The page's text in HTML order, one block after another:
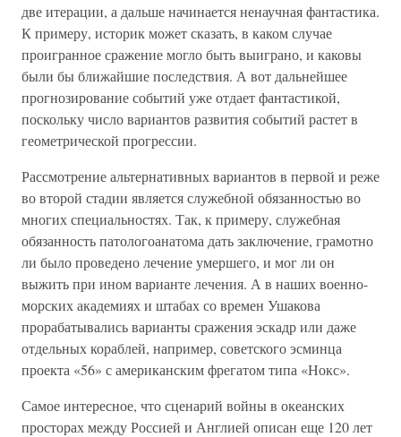
две итерации, а дальше начинается ненаучная фантастика.
К примеру, историк может сказать, в каком случае
проигранное сражение могло быть выиграно, и каковы
были бы ближайшие последствия. А вот дальнейшее
прогнозирование событий уже отдает фантастикой,
поскольку число вариантов развития событий растет в
геометрической прогрессии.
Рассмотрение альтернативных вариантов в первой и реже
во второй стадии является служебной обязанностью во
многих специальностях. Так, к примеру, служебная
обязанность патологоанатома дать заключение, грамотно
ли было проведено лечение умершего, и мог ли он
выжить при ином варианте лечения. А в наших военно-
морских академиях и штабах со времен Ушакова
прорабатывались варианты сражения эскадр или даже
отдельных кораблей, например, советского эсминца
проекта «56» с американским фрегатом типа «Нокс».
Самое интересное, что сценарий войны в океанских
просторах между Россией и Англией описан еще 120 лет